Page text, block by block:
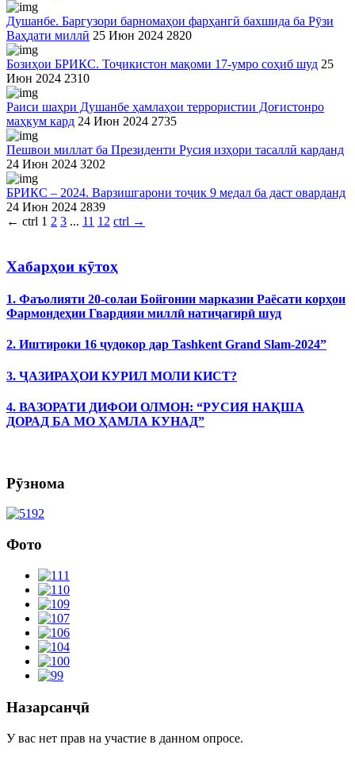
Душанбе. Баргузори барномаҳои фарҳангӣ бахшида ба Рӯзи
Ваҳдати миллӣ 25 Июн 2024 2820
Бозиҳои БРИКС. Тоҷикистон мақоми 17-умро соҳиб шуд 25
Июн 2024 2310
Раиси шаҳри Душанбе ҳамлаҳои террористии Доғистонро
маҳкум кард 24 Июн 2024 2735
Пешвои миллат ба Президенти Русия изҳори тасаллӣ карданд
24 Июн 2024 3202
БРИКС – 2024. Варзишгарони тоҷик 9 медал ба даст оварданд
24 Июн 2024 2839
← ctrl 1 2 3 ... 11 12 ctrl →
Хабарҳои кӯтоҳ
1. Фаъолияти 20-солаи Бойгонии марказии Раёсати корҳои
Фармондеҳии Гвардияи миллӣ натиҷагирӣ шуд
2. Иштироки 16 ҷудокор дар Tashkent Grand Slam-2024”
3. ҶАЗИРАҲОИ КУРИЛ МОЛИ КИСТ?
4. ВАЗОРАТИ ДИФОИ ОЛМОН: “РУСИЯ НАҚША
ДОРАД БА МО ҲАМЛА КУНАД”
Рӯзнома
Фото
Назарсанҷӣ
У вас нет прав на участие в данном опросе.